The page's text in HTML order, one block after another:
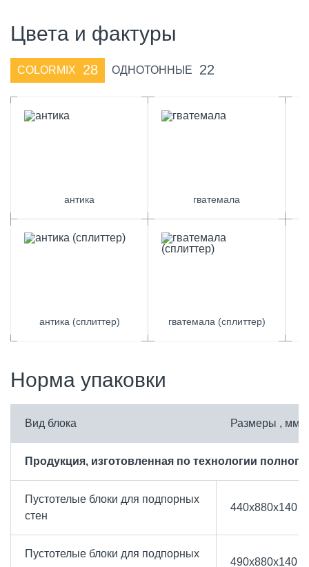
Цвета и фактуры
COLORMIX 28 ОДНОТОННЫЕ 22
антика
антика (сплиттер)
гватемала
гватемала (сплиттер)
Норма упаковки
Вид блока Размеры , мм.
Продукция, изготовленная по технологии полного
Пустотелые блоки для подпорных
стен
440х880х140
Пустотелые блоки для подпорных
490х880х140